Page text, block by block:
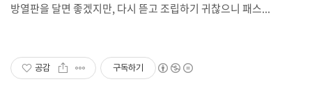
방열판을 달면 좋겠지만, 다시 뜯고 조립하기 귀찮으니 패스...
공감 구독하기